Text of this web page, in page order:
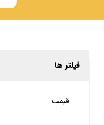
فیلتر ها
قیمت